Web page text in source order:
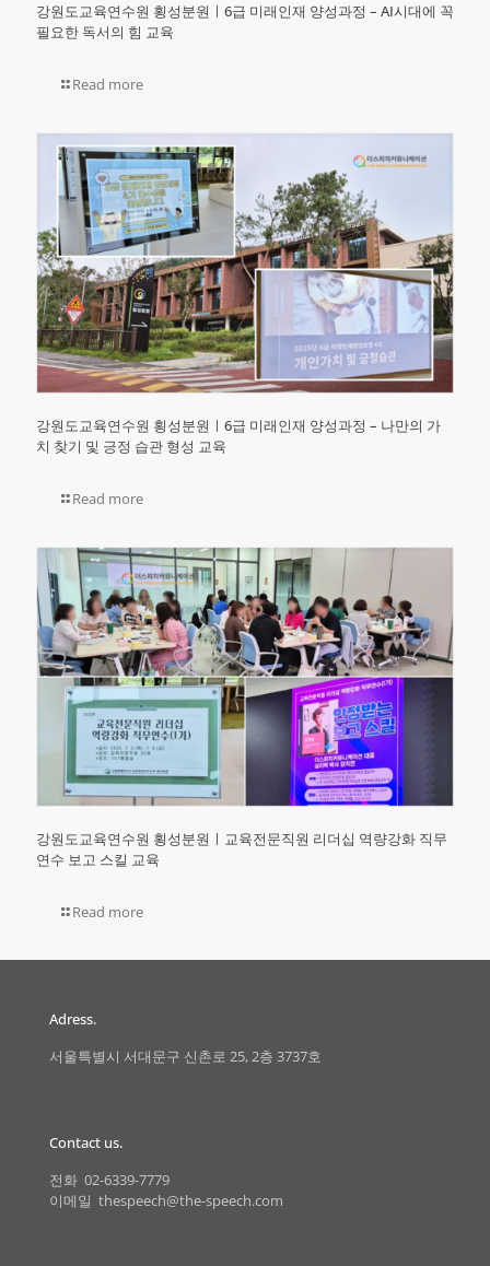
강원도교육연수원 횡성분원ㅣ6급 미래인재 양성과정 – AI시대에 꼭
필요한 독서의 힘 교육
Read more
강원도교육연수원 횡성분원ㅣ6급 미래인재 양성과정 – 나만의 가
치 찾기 및 긍정 습관 형성 교육
Read more
강원도교육연수원 횡성분원ㅣ교육전문직원 리더십 역량강화 직무
연수 보고 스킬 교육
Read more
Adress.
서울특별시 서대문구 신촌로 25, 2층 3737호
Contact us.
전화 02-6339-7779
이메일 thespeech@the-speech.com